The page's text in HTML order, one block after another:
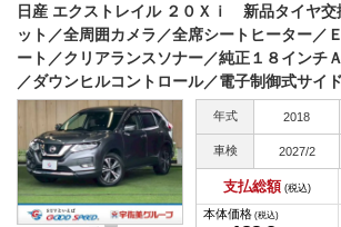
日産 エクストレイル ２０Ｘｉ 新品タイヤ交
ット／全周囲カメラ／全席シートヒーター／
ート／クリアランスソナー／純正１８インチ
／ダウンヒルコントロール／電子制御式サイ
年式 2018
車検 2027/2
支払総額 (税込)
本体価格 (税込)